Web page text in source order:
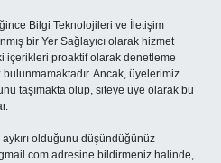
Bilgi Teknolojileri ve İletişim
bir Yer Sağlayıcı olarak hizmet
içerikleri proaktif olarak denetleme
Ancak, üyelerimiz
taşımakta olup, siteye üye olarak bu
olduğunu düşündüğünüz
adresine bildirmeniz halinde,